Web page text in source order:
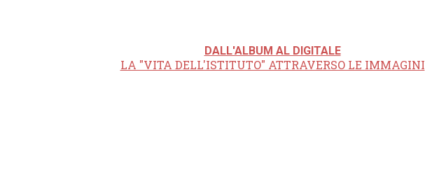
DALL'ALBUM AL DIGITALE
LA "VITA DELL'ISTITUTO" ATTRAVERSO LE IMMAGINI